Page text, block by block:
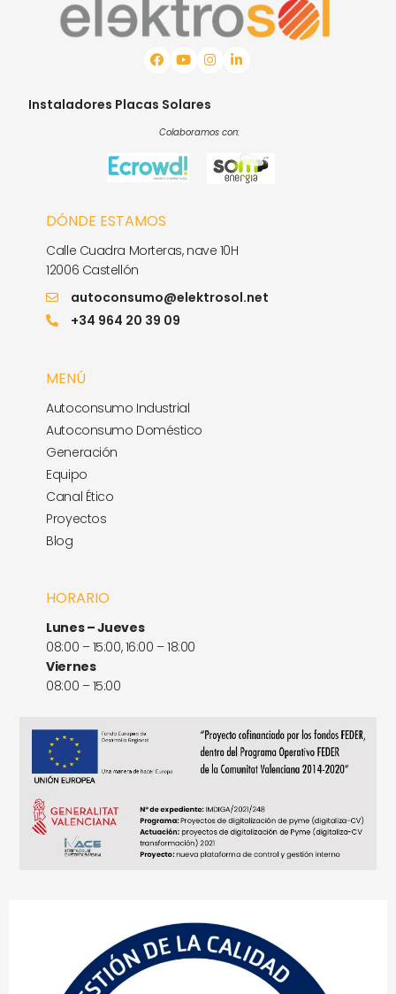
Instaladores Placas Solares
Colaboramos con:
DÓNDE ESTAMOS
Calle Cuadra Morteras, nave 10H
12006 Castellón
autoconsumo@elektrosol.net
+34 964 20 39 09
MENÚ
Autoconsumo Industrial
Autoconsumo Doméstico
Generación
Equipo
Canal Ético
Proyectos
Blog
HORARIO
Lunes – Jueves
08:00 – 15:00, 16:00 – 18:00
Viernes
08:00 – 15:00